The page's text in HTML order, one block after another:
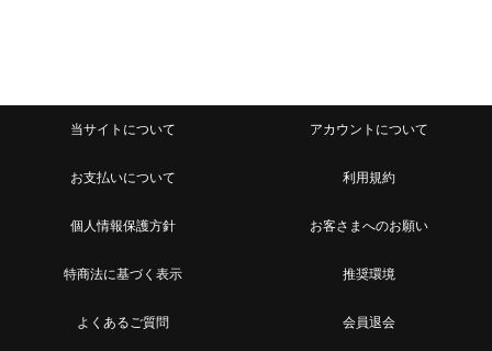
当サイトについて アカウントについて
お支払いについて 利用規約
個人情報保護方針 お客さまへのお願い
特商法に基づく表示 推奨環境
よくあるご質問 会員退会